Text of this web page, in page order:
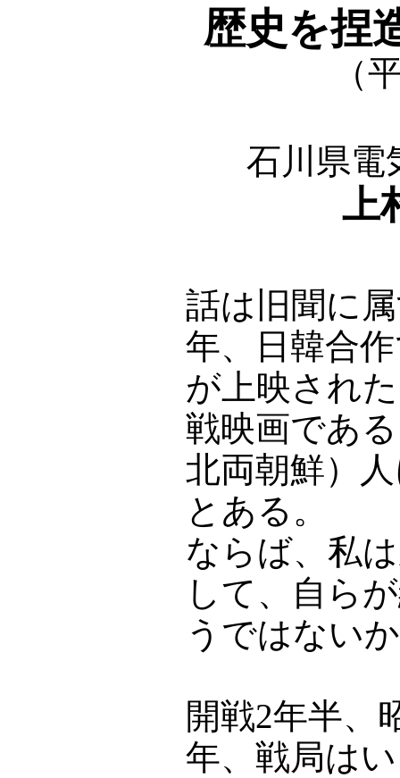
歴史を捏
（
石川県電
上
話は旧聞に
年、日韓合
が上映され
戦映画であ
北両朝鮮）
とある。
ならば、私
して、自ら
うではない
開戦2年半、
年、戦局は